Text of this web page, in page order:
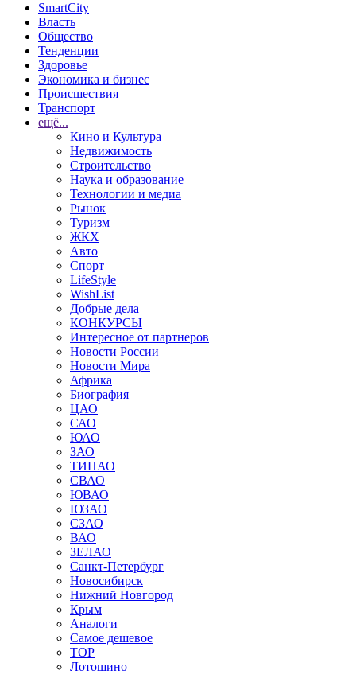
SmartCity
Власть
Общество
Тенденции
Здоровье
Экономика и бизнес
Происшествия
Транспорт
ещё...
Кино и Культура
Недвижимость
Строительство
Наука и образование
Технологии и медиа
Рынок
Туризм
ЖКХ
Авто
Спорт
LifeStyle
WishList
Добрые дела
КОНКУРСЫ
Интересное от партнеров
Новости России
Новости Мира
Африка
Биография
ЦАО
САО
ЮАО
ЗАО
ТИНАО
СВАО
ЮВАО
ЮЗАО
СЗАО
ВАО
ЗЕЛАО
Санкт-Петербург
Новосибирск
Нижний Новгород
Крым
Аналоги
Самое дешевое
TOP
Лотошино